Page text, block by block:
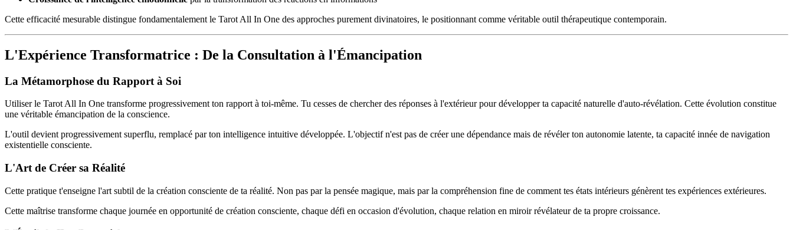
Cette efficacité mesurable distingue fondamentalement le Tarot All In One des approches purement divinatoires, le positionnant comme véritable outil thérapeutique contemporain.
L'Expérience Transformatrice : De la Consultation à l'Émancipation
La Métamorphose du Rapport à Soi
Utiliser le Tarot All In One transforme progressivement ton rapport à toi-même. Tu cesses de chercher des réponses à l'extérieur pour développer ta capacité naturelle d'auto-révélation. Cette évolution constitue
une véritable émancipation de la conscience.
L'outil devient progressivement superflu, remplacé par ton intelligence intuitive développée. L'objectif n'est pas de créer une dépendance mais de révéler ton autonomie latente, ta capacité innée de navigation
existentielle consciente.
L'Art de Créer sa Réalité
Cette pratique t'enseigne l'art subtil de la création consciente de ta réalité. Non pas par la pensée magique, mais par la compréhension fine de comment tes états intérieurs génèrent tes expériences extérieures.
Cette maîtrise transforme chaque journée en opportunité de création consciente, chaque défi en occasion d'évolution, chaque relation en miroir révélateur de ta propre croissance.